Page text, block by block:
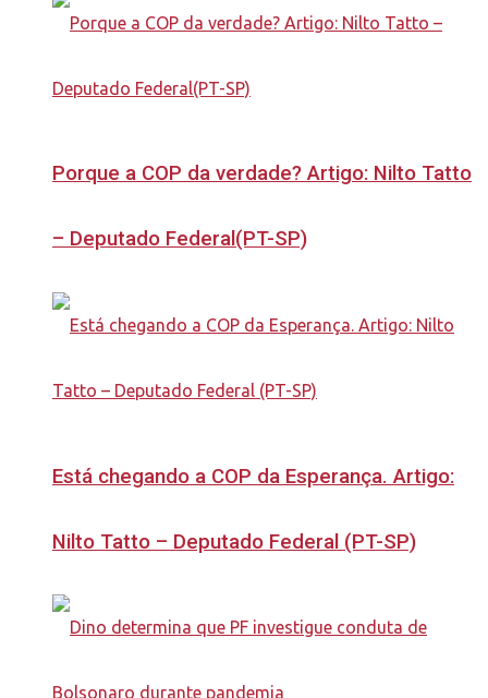
Porque a COP da verdade? Artigo: Nilto Tatto
– Deputado Federal(PT-SP)
Está chegando a COP da Esperança. Artigo:
Nilto Tatto – Deputado Federal (PT-SP)